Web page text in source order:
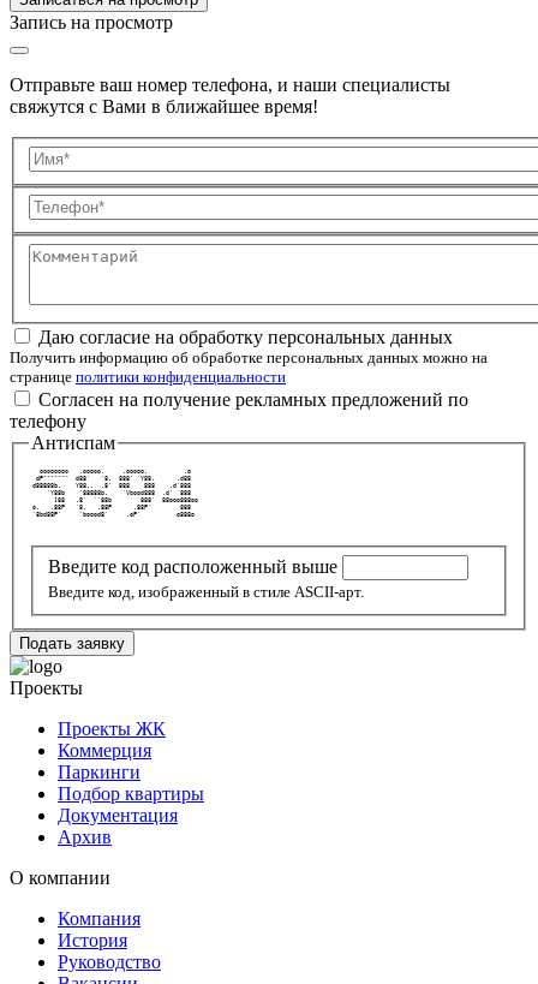
Запись на просмотр
Отправьте ваш номер телефона, и наши специалисты
свяжутся с Вами в ближайшее время!
Имя
Телефон
Комментарий
Даю согласие на обработку персональных данных
Получить информацию об обработке персональных данных можно на
странице политики конфиденциальности
Согласен на получение рекламных предложений по
телефону
Антиспам
   oooooooo   .ooooo.     .ooooo.          .o
  dP"""""""  d88'   `8.  888' `Y88.      .d88
d88888b.    Y88..  .8'  888    888    .d'888
     `Y88b    `88888b.    `Vbood888  .d'  888
       ]88   .8'  ``88b        888'  88ooo888oo
o.   .88P   `8.   .88P      .88P'        888
`8bd88P'     `boood8'     .oP'          o888o
Введите код расположенный выше
Введите код, изображенный в стиле ASCII-арт.
Подать заявку
Проекты
Проекты ЖК
Коммерция
Паркинги
Подбор квартиры
Документация
Архив
О компании
Компания
История
Руководство